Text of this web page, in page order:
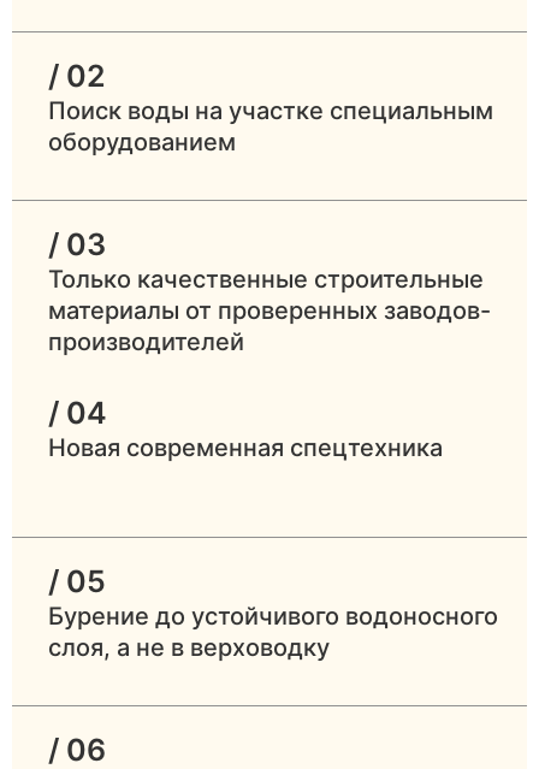
/ 02
Поиск воды на участке специальным
оборудованием
/ 03
Только качественные строительные
материалы от проверенных заводов-
производителей
/ 04
Новая современная спецтехника
/ 05
Бурение до устойчивого водоносного
слоя, а не в верховодку
/ 06